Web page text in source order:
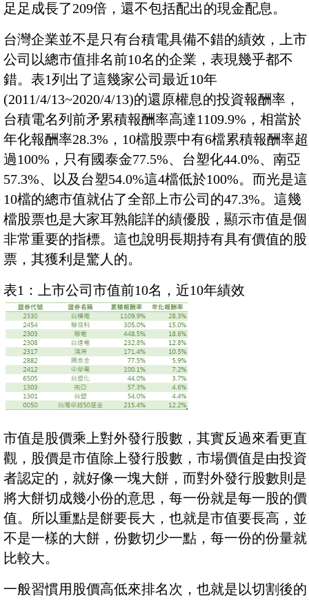
足足成長了209倍，還不包括配出的現金配息。
台灣企業並不是只有台積電具備不錯的績效，上市
公司以總市值排名前10名的企業，表現幾乎都不
錯。表1列出了這幾家公司最近10年
(2011/4/13~2020/4/13)的還原權息的投資報酬率，
台積電名列前矛累積報酬率高達1109.9%，相當於
年化報酬率28.3%，10檔股票中有6檔累積報酬率超
過100%，只有國泰金77.5%、台塑化44.0%、南亞
57.3%、以及台塑54.0%這4檔低於100%。而光是這
10檔的總市值就佔了全部上市公司的47.3%。這幾
檔股票也是大家耳熟能詳的績優股，顯示市值是個
非常重要的指標。這也說明長期持有具有價值的股
票，其獲利是驚人的。
表1：上市公司市值前10名，近10年績效
市值是股價乘上對外發行股數，其實反過來看更直
觀，股價是市值除上發行股數，市場價值是由投資
者認定的，就好像一塊大餅，而對外發行股數則是
將大餅切成幾小份的意思，每一份就是每一股的價
值。所以重點是餅要長大，也就是市值要長高，並
不是一樣的大餅，份數切少一點，每一份的份量就
比較大。
一般習慣用股價高低來排名次，也就是以切割後的